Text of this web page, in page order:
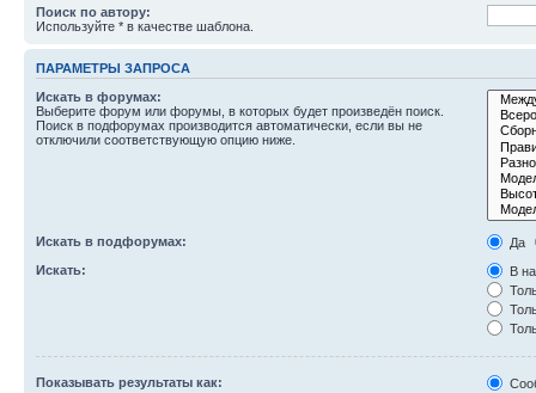
Поиск по автору:
Используйте * в качестве шаблона.
ПАРАМЕТРЫ ЗАПРОСА
Искать в форумах:
Выберите форум или форумы, в которых будет произведён поиск.
Поиск в подфорумах производится автоматически, если вы не
отключили соответствующую опцию ниже.
Искать в подфорумах:
Да
Искать:
В
Показывать результаты как: